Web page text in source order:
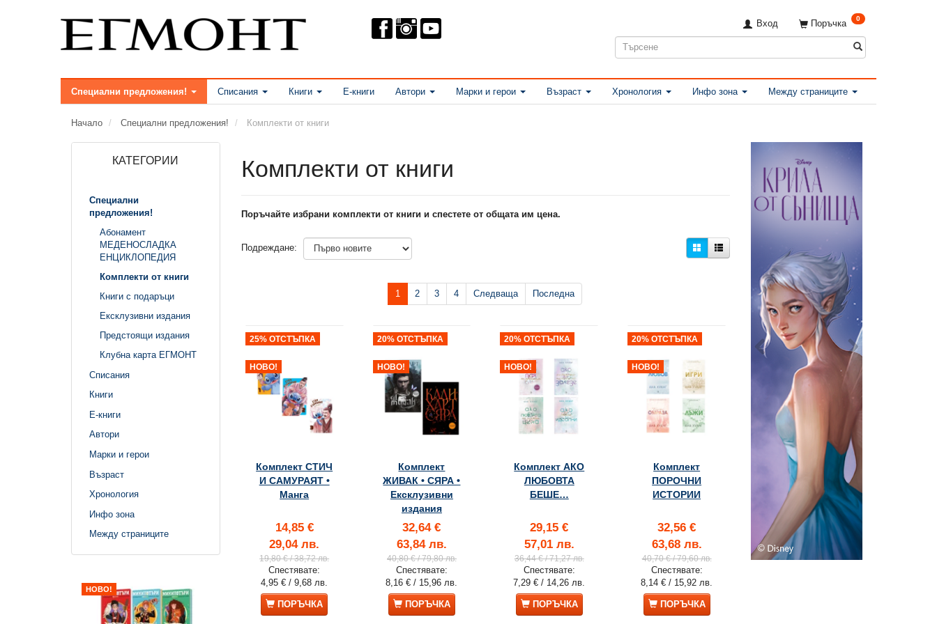
Поръчка 0
Вход
Специални предложения! Списания Книги Е-книги Автори Марки и герои Възраст Хронология Инфо зона Между страниците
Начало Специални предложения! Комплекти от книги
КАТЕГОРИИ
Специални
предложения!
Абонамент
МЕДЕНОСЛАДКА
ЕНЦИКЛОПЕДИЯ
Комплекти от книги
Книги с подаръци
Ексклузивни издания
Предстоящи издания
Клубна карта ЕГМОНТ
Списания
Книги
Е-книги
Автори
Марки и герои
Възраст
Хронология
Инфо зона
Между страниците
НОВО! 25% ОТСТЪПКА 15% ОТСТЪПКА 25% ОТСТЪПКА 10% ОТСТЪПКА
Комплекти от книги
Поръчайте избрани комплекти от книги и спестете от общата им цена.
Подреждане:
1 2 3 4 Следваща Последна
25% ОТСТЪПКА
НОВО!
Комплект СТИЧ
И САМУРАЯТ •
Манга
14,85 €
29,04 лв.
19,80 €/ 38,72 лв.
Спестявате:
4,95 €/ 9,68 лв.
ПОРЪЧКА
20% ОТСТЪПКА
НОВО!
Комплект
ЖИВАК • СЯРА •
Ексклузивни
издания
32,64 €
63,84 лв.
40,80 €/ 79,80 лв.
Спестявате:
8,16 €/ 15,96 лв.
ПОРЪЧКА
20% ОТСТЪПКА
НОВО!
Комплект АКО
ЛЮБОВТА
БЕШЕ…
29,15 €
57,01 лв.
36,44 €/ 71,27 лв.
Спестявате:
7,29 €/ 14,26 лв.
ПОРЪЧКА
20% ОТСТЪПКА
НОВО!
Комплект
ПОРОЧНИ
ИСТОРИИ
32,56 €
63,68 лв.
40,70 €/ 79,60 лв.
Спестявате:
8,14 €/ 15,92 лв.
ПОРЪЧКА